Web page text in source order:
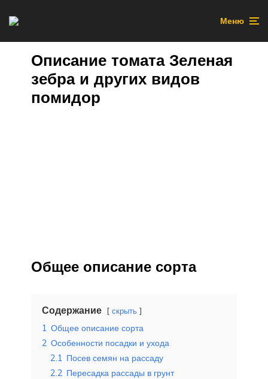
Меню
Описание томата Зеленая
зебра и других видов
помидор
Общее описание сорта
Содержание скрыть
1 Общее описание сорта
2 Особенности посадки и ухода
2.1 Посев семян на рассаду
2.2 Пересадка рассады в грунт